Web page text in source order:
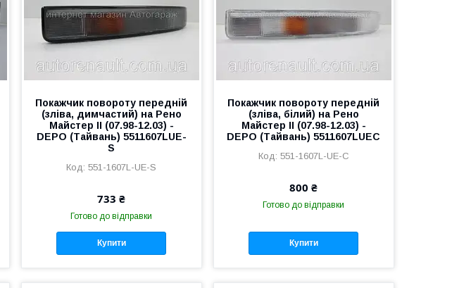
Покажчик повороту передній
(зліва, димчастий) на Рено
Майстер II (07.98-12.03) -
DEPO (Тайвань) 5511607LUE-
S
551-1607L-UE-S
733 ₴
Готово до відправки
Купити
Покажчик повороту передній
(зліва, білий) на Рено
Майстер II (07.98-12.03) -
DEPO (Тайвань) 5511607LUEC
551-1607L-UE-C
800 ₴
Готово до відправки
Купити